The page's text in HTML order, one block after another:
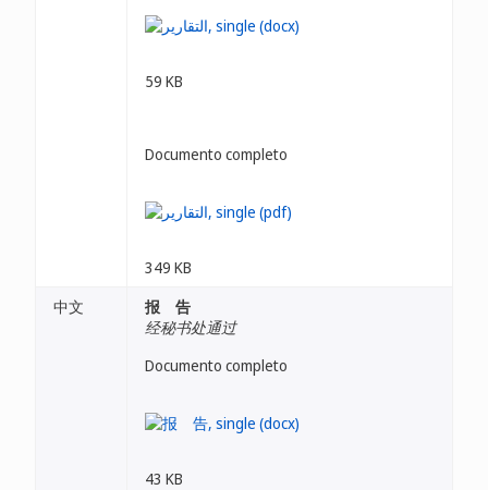
59 KB
Documento completo
349 KB
中文
报 告
经秘书处通过
Documento completo
43 KB